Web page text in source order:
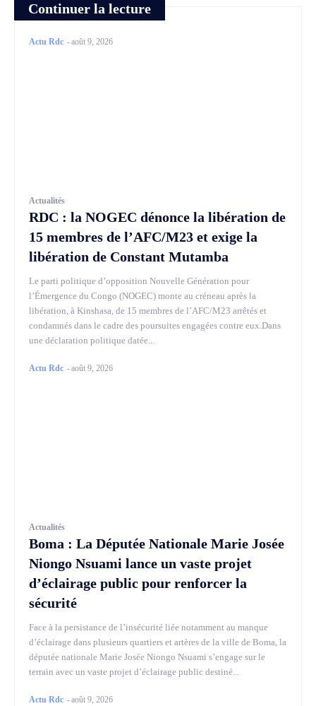
Continuer la lecture
Actu Rdc -août 9, 2026
Actualités
RDC : la NOGEC dénonce la libération de
15 membres de l’AFC/M23 et exige la
libération de Constant Mutamba
Le parti politique d’opposition Nouvelle Génération pour
l’Émergence du Congo (NOGEC) monte au créneau après la
libération, à Kinshasa, de 15 membres de l’AFC/M23 arrêtés et
condamnés dans le cadre des poursuites engagées contre eux.Dans
une déclaration politique datée...
Actu Rdc -août 9, 2026
Actualités
Boma : La Députée Nationale Marie Josée
Niongo Nsuami lance un vaste projet
d’éclairage public pour renforcer la
sécurité
Face à la persistance de l’insécurité liée notamment au manque
d’éclairage dans plusieurs quartiers et artères de la ville de Boma, la
députée nationale Marie Josée Niongo Nsuami s’engage sur le
terrain avec un vaste projet d’éclairage public destiné...
Actu Rdc -août 9, 2026